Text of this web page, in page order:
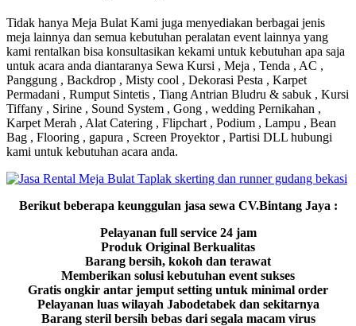
Tidak hanya Meja Bulat Kami juga menyediakan berbagai jenis
meja lainnya dan semua kebutuhan peralatan event lainnya yang
kami rentalkan bisa konsultasikan kekami untuk kebutuhan apa saja
untuk acara anda diantaranya Sewa Kursi , Meja , Tenda , AC ,
Panggung , Backdrop , Misty cool , Dekorasi Pesta , Karpet
Permadani , Rumput Sintetis , Tiang Antrian Bludru & sabuk , Kursi
Tiffany , Sirine , Sound System , Gong , wedding Pernikahan ,
Karpet Merah , Alat Catering , Flipchart , Podium , Lampu , Bean
Bag , Flooring , gapura , Screen Proyektor , Partisi DLL hubungi
kami untuk kebutuhan acara anda.
Berikut beberapa keunggulan jasa sewa CV.Bintang Jaya :
Pelayanan full service 24 jam
Produk Original Berkualitas
Barang bersih, kokoh dan terawat
Memberikan solusi kebutuhan event sukses
Gratis ongkir antar jemput setting untuk minimal order
Pelayanan luas wilayah Jabodetabek dan sekitarnya
Barang steril bersih bebas dari segala macam virus